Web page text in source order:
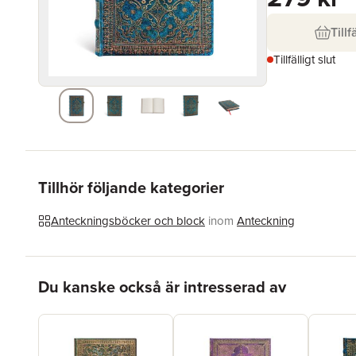
Tillfälligt slut
Tillhör följande kategorier
Anteckningsböcker och block inom Anteckning
Du kanske också är intresserad av